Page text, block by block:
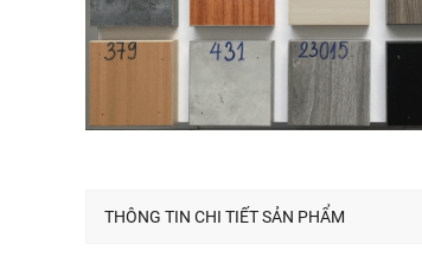
THÔNG TIN CHI TIẾT SẢN PHẨM